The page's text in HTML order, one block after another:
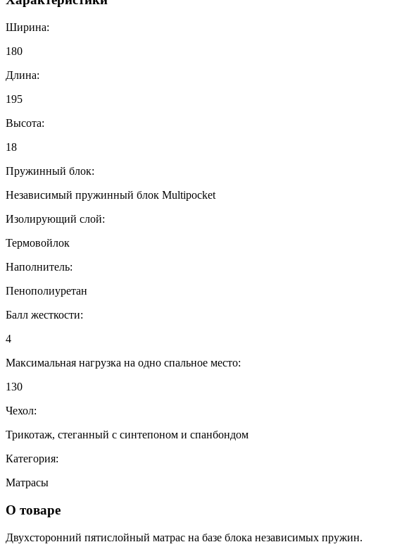
Ширина:
180
Длина:
195
Высота:
18
Пружинный блок:
Независимый пружинный блок Multipocket
Изолирующий слой:
Термовойлок
Наполнитель:
Пенополиуретан
Балл жесткости:
4
Максимальная нагрузка на одно спальное место:
130
Чехол:
Трикотаж, стеганный с синтепоном и спанбондом
Категория:
Матрасы
О товаре
Двухсторонний пятислойный матрас на базе блока независимых пружин.